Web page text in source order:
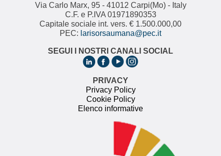
Via Carlo Marx, 95 - 41012 Carpi(Mo) - Italy
C.F. e P.IVA 01971890353
Capitale sociale int. vers. € 1.500.000,00
PEC: larisorsaumana@pec.it
SEGUI I NOSTRI CANALI SOCIAL
PRIVACY
Privacy Policy
Cookie Policy
Elenco informative